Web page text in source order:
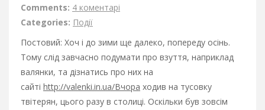
Comments: 4 коментарі
Categories: Події
Постовий: Хоч і до зими ще далеко, попереду осінь.
Тому слід завчасно подумати про взуття, наприклад
валянки, та дізнатись про них на
сайті http://valenki.in.ua/Вчора ходив на тусовку
твітерян, цього разу в столиці. Оскільки був зовсім